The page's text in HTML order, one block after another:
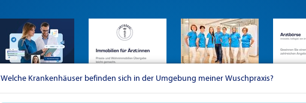
Welche Krankenhäuser befinden sich in der Umgebung meiner Wuschpraxis?